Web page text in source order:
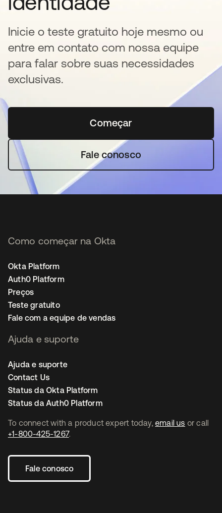
Inicie o teste gratuito hoje mesmo ou
entre em contato com nossa equipe
para falar sobre suas necessidades
exclusivas.
Começarabre em uma nova guia
Fale conosco
To connect with a product expert today, email us or call
+1-800-425-1267.
Fale conosco
Como começar na Okta
Okta Platform
Auth0 Platform
Preços
Teste gratuito
Fale com a equipe de vendas
Ajuda e suporte
Ajuda e suporte
Contact Us
Status da Okta Platform
Status da Auth0 Platform